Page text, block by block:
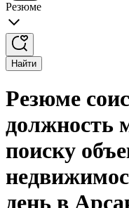
Резюме
Найти
Резюме
должность
поиску
день в